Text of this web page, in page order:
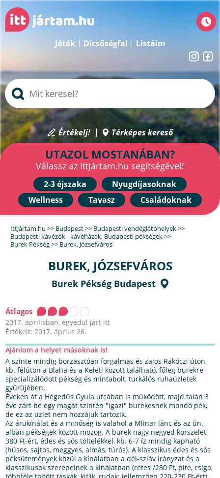
Játék Dicsőségfal Listáim
Értékelj! Térképes kereső
UTAZOL MOSTANÁBAN?
Válassz az IttJártam.hu segítségével!
2-3 éjszaka
Nyugdíjasoknak
Wellness
Tavasz Családoknak
IttJártam.hu >> Budapest>> Budapesti vendéglátóhelyek>>
Budapesti kávézók - kávéházak, Budapesti pékségek>>
Burek Pékség>> Burek, Józsefváros
BUREK, JÓZSEFVÁROS
Burek Pékség Budapest
Átlagos
2017. áprilisban, egyedül járt itt
Értékelt: 2017. április 26.
Ajánlom a helyet másoknak is!
A szinte mindig borzasztóan forgalmas és zajos Rákóczi úton,
kb. félúton a Blaha és a Keleti között található, főleg burekre
specializálódott pékség és mintabolt, turkálós ruhaüzletek
gyűrűjében.
Éveken át a Hegedűs Gyula utcában is működött, majd talán 3
éve zárt be egy magát szintén "igazi" burekesnek mondó pék,
de ez az üzlet nem hozzájuk tartozik.
Az árukínálat és a minőség is valahol a Mlinar lánc és az ún.
albán pékségek között mozog. A burek nagy negyed körszelet
380 Ft-ért, édes és sós töltelékkel, kb. 6-7 íz mindig kapható
(húsos, sajtos, meggyes, almás, túrós). A klasszikus édes és sós
péksütemények közül a kínálatban a dél-szláv irányzat és a
klasszikusok szerepelnek a kínálatban (rétes /280 Ft, pite, csiga,